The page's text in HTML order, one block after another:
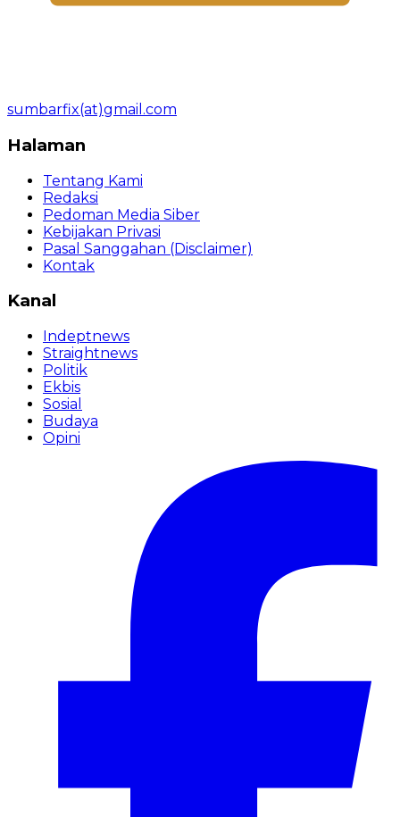
sumbarfix(at)gmail.com
Halaman
Tentang Kami
Redaksi
Pedoman Media Siber
Kebijakan Privasi
Pasal Sanggahan (Disclaimer)
Kontak
Kanal
Indeptnews
Straightnews
Politik
Ekbis
Sosial
Budaya
Opini